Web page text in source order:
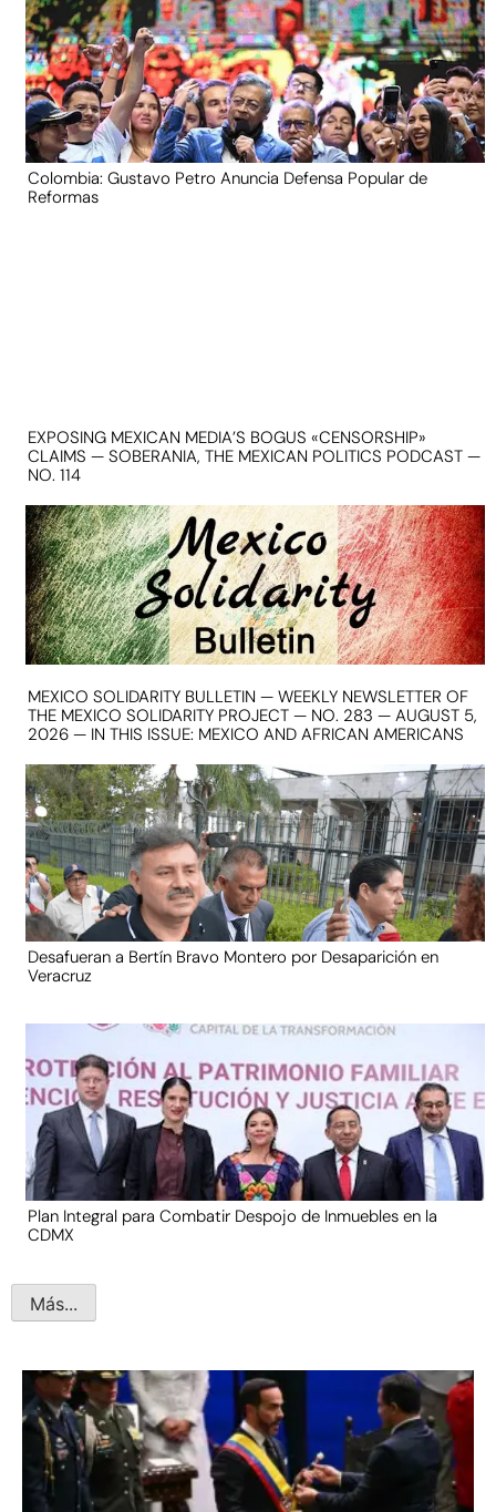
Colombia: Gustavo Petro Anuncia Defensa Popular de
Reformas
EXPOSING MEXICAN MEDIA’S BOGUS «CENSORSHIP»
CLAIMS — SOBERANIA, THE MEXICAN POLITICS PODCAST —
NO. 114
MEXICO SOLIDARITY BULLETIN — WEEKLY NEWSLETTER OF
THE MEXICO SOLIDARITY PROJECT — NO. 283 — AUGUST 5,
2026 — IN THIS ISSUE: MEXICO AND AFRICAN AMERICANS
Desafueran a Bertín Bravo Montero por Desaparición en
Veracruz
Plan Integral para Combatir Despojo de Inmuebles en la
CDMX
Más...